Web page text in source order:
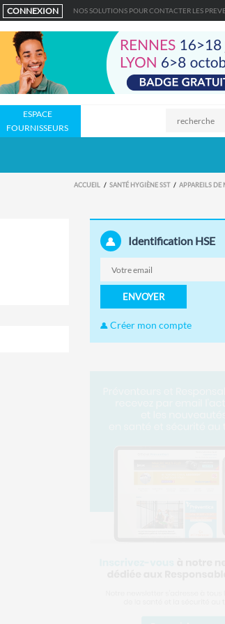
CONNEXION NOS SOLUTIONS POUR CONTACTER LES
ESPACE
FOURNISSEURS
ACCUEIL SANTÉ HYGIÈNE SST APPAREILS DE
Identification HSE
ENVOYER
Créer mon compte